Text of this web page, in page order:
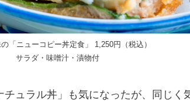
「ニューコピー丼定食」 1,250円（税込）
サラダ・味噌汁・漬物付
チュラル丼」も気になったが、同じく